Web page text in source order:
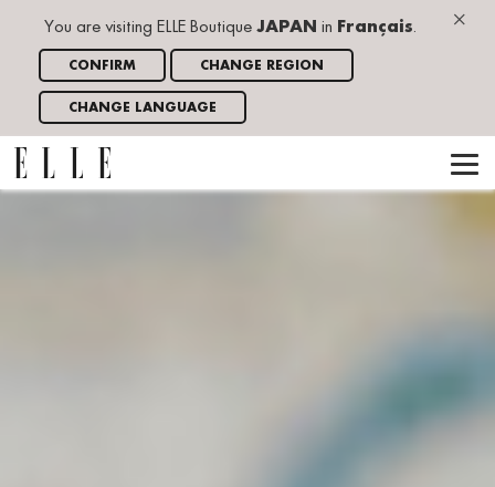
×
You are visiting ELLE Boutique JAPAN in Français.
CONFIRM CHANGE REGION
CHANGE LANGUAGE